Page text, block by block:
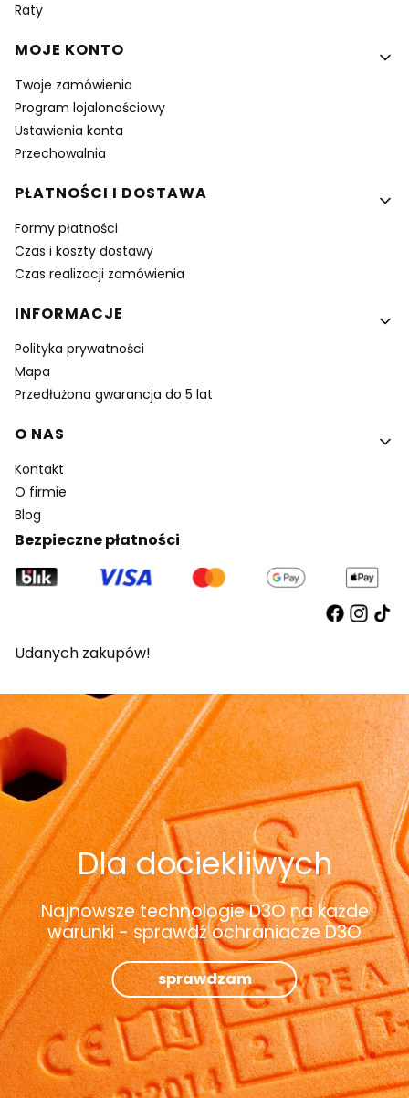
Raty
MOJE KONTO
Twoje zamówienia
Program lojalonościowy
Ustawienia konta
Przechowalnia
PŁATNOŚCI I DOSTAWA
Formy płatności
Czas i koszty dostawy
Czas realizacji zamówienia
INFORMACJE
Polityka prywatności
Mapa
Przedłużona gwarancja do 5 lat
O NAS
Kontakt
O firmie
Blog
Bezpieczne płatności
Udanych zakupów!
Dla dociekliwych
Najnowsze technologie D3O na każde
warunki - sprawdź ochraniacze D3O
sprawdzam